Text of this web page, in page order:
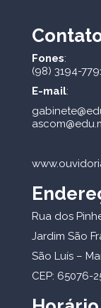
Fones:
(98) 3194-
E-mail:
Rua dos
Jardim São
São Luís –
CEP: 65076-